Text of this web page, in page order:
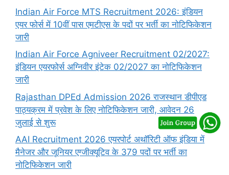
Indian Air Force MTS Recruitment 2026: इंडियन
एयर फोर्स में 10वीं पास एमटीएस के पदों पर भर्ती का नोटिफिकेशन
जारी
Indian Air Force Agniveer Recruitment 02/2027:
इंडियन एयरफोर्स अग्निवीर इंटेक 02/2027 का नोटिफिकेशन
जारी
Rajasthan DPEd Admission 2026 राजस्थान डीपीएड
पाठ्यक्रम में प्रवेश के लिए नोटिफिकेशन जारी, आवेदन 26
जुलाई से शुरू
AAI Recruitment 2026 एयरपोर्ट अथॉरिटी ऑफ इंडिया में
मैनेजर और जूनियर एग्जीक्यूटिव के 379 पदों पर भर्ती का
नोटिफिकेशन जारी